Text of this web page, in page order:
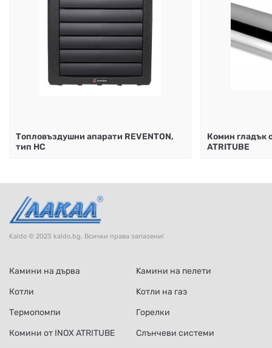
Топловъздушни апарати REVENTON,
тип HC
Комин гладък
ATRITUBE
Kaldo © 2023 kaldo.bg. Всички права запазени!
Камини на дърва
Kамини на пелети
Котли
Kотли на газ
Термопомпи
Горелки
Комини от INOX ATRITUBE
Слънчеви системи